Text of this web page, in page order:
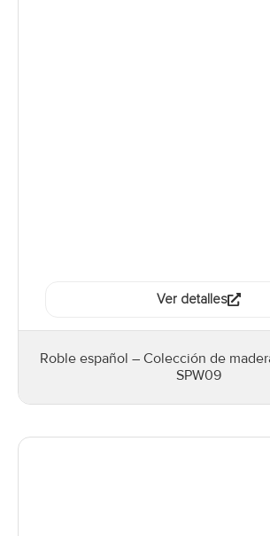
Ver detalles
Roble español – Colección de
SPW09